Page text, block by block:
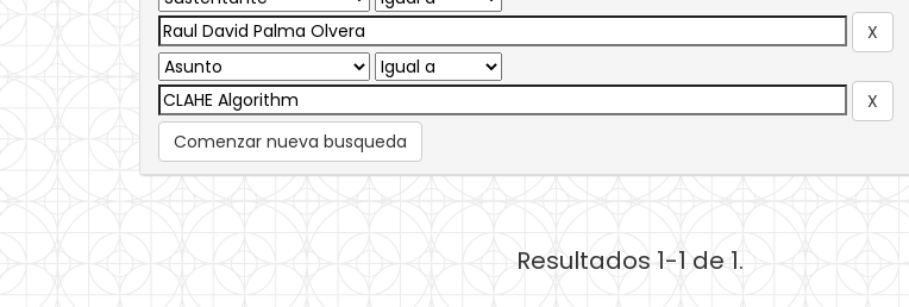
Comenzar nueva busqueda
Resultados 1-1 de 1.